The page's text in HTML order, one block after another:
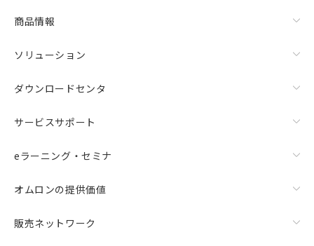
商品情報
ソリューション
ダウンロードセンタ
サービスサポート
eラーニング・セミナ
オムロンの提供価値
販売ネットワーク